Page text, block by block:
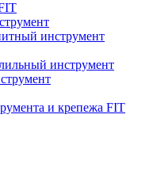
инструмент
инструмент
и крепежа FIT